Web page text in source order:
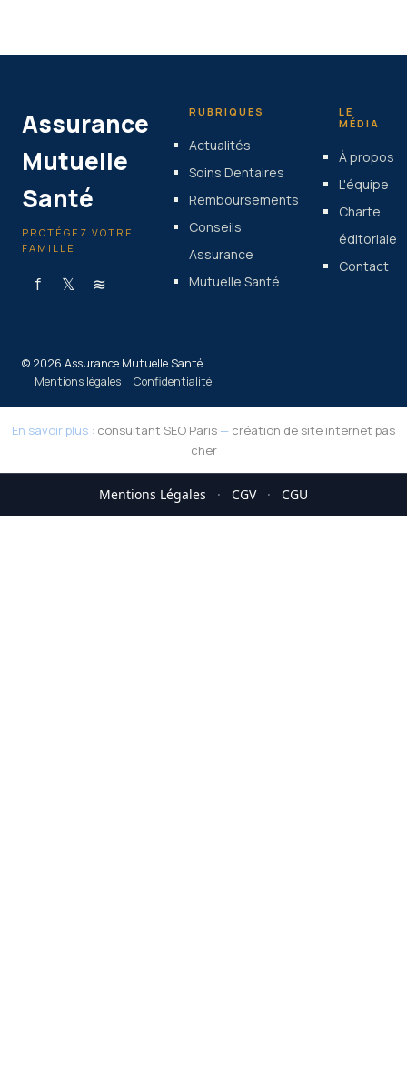
Assurance
Mutuelle
Santé
PROTÉGEZ VOTRE
FAMILLE
f 𝕏 ≋
RUBRIQUES
Actualités
Soins Dentaires
Remboursements
Conseils
Assurance
Mutuelle Santé
LE
MÉDIA
À propos
L'équipe
Charte
éditoriale
Contact
© 2026 Assurance Mutuelle Santé
Mentions légales
Confidentialité
En savoir plus : consultant SEO Paris — création de site internet pas
cher
Mentions Légales · CGV · CGU